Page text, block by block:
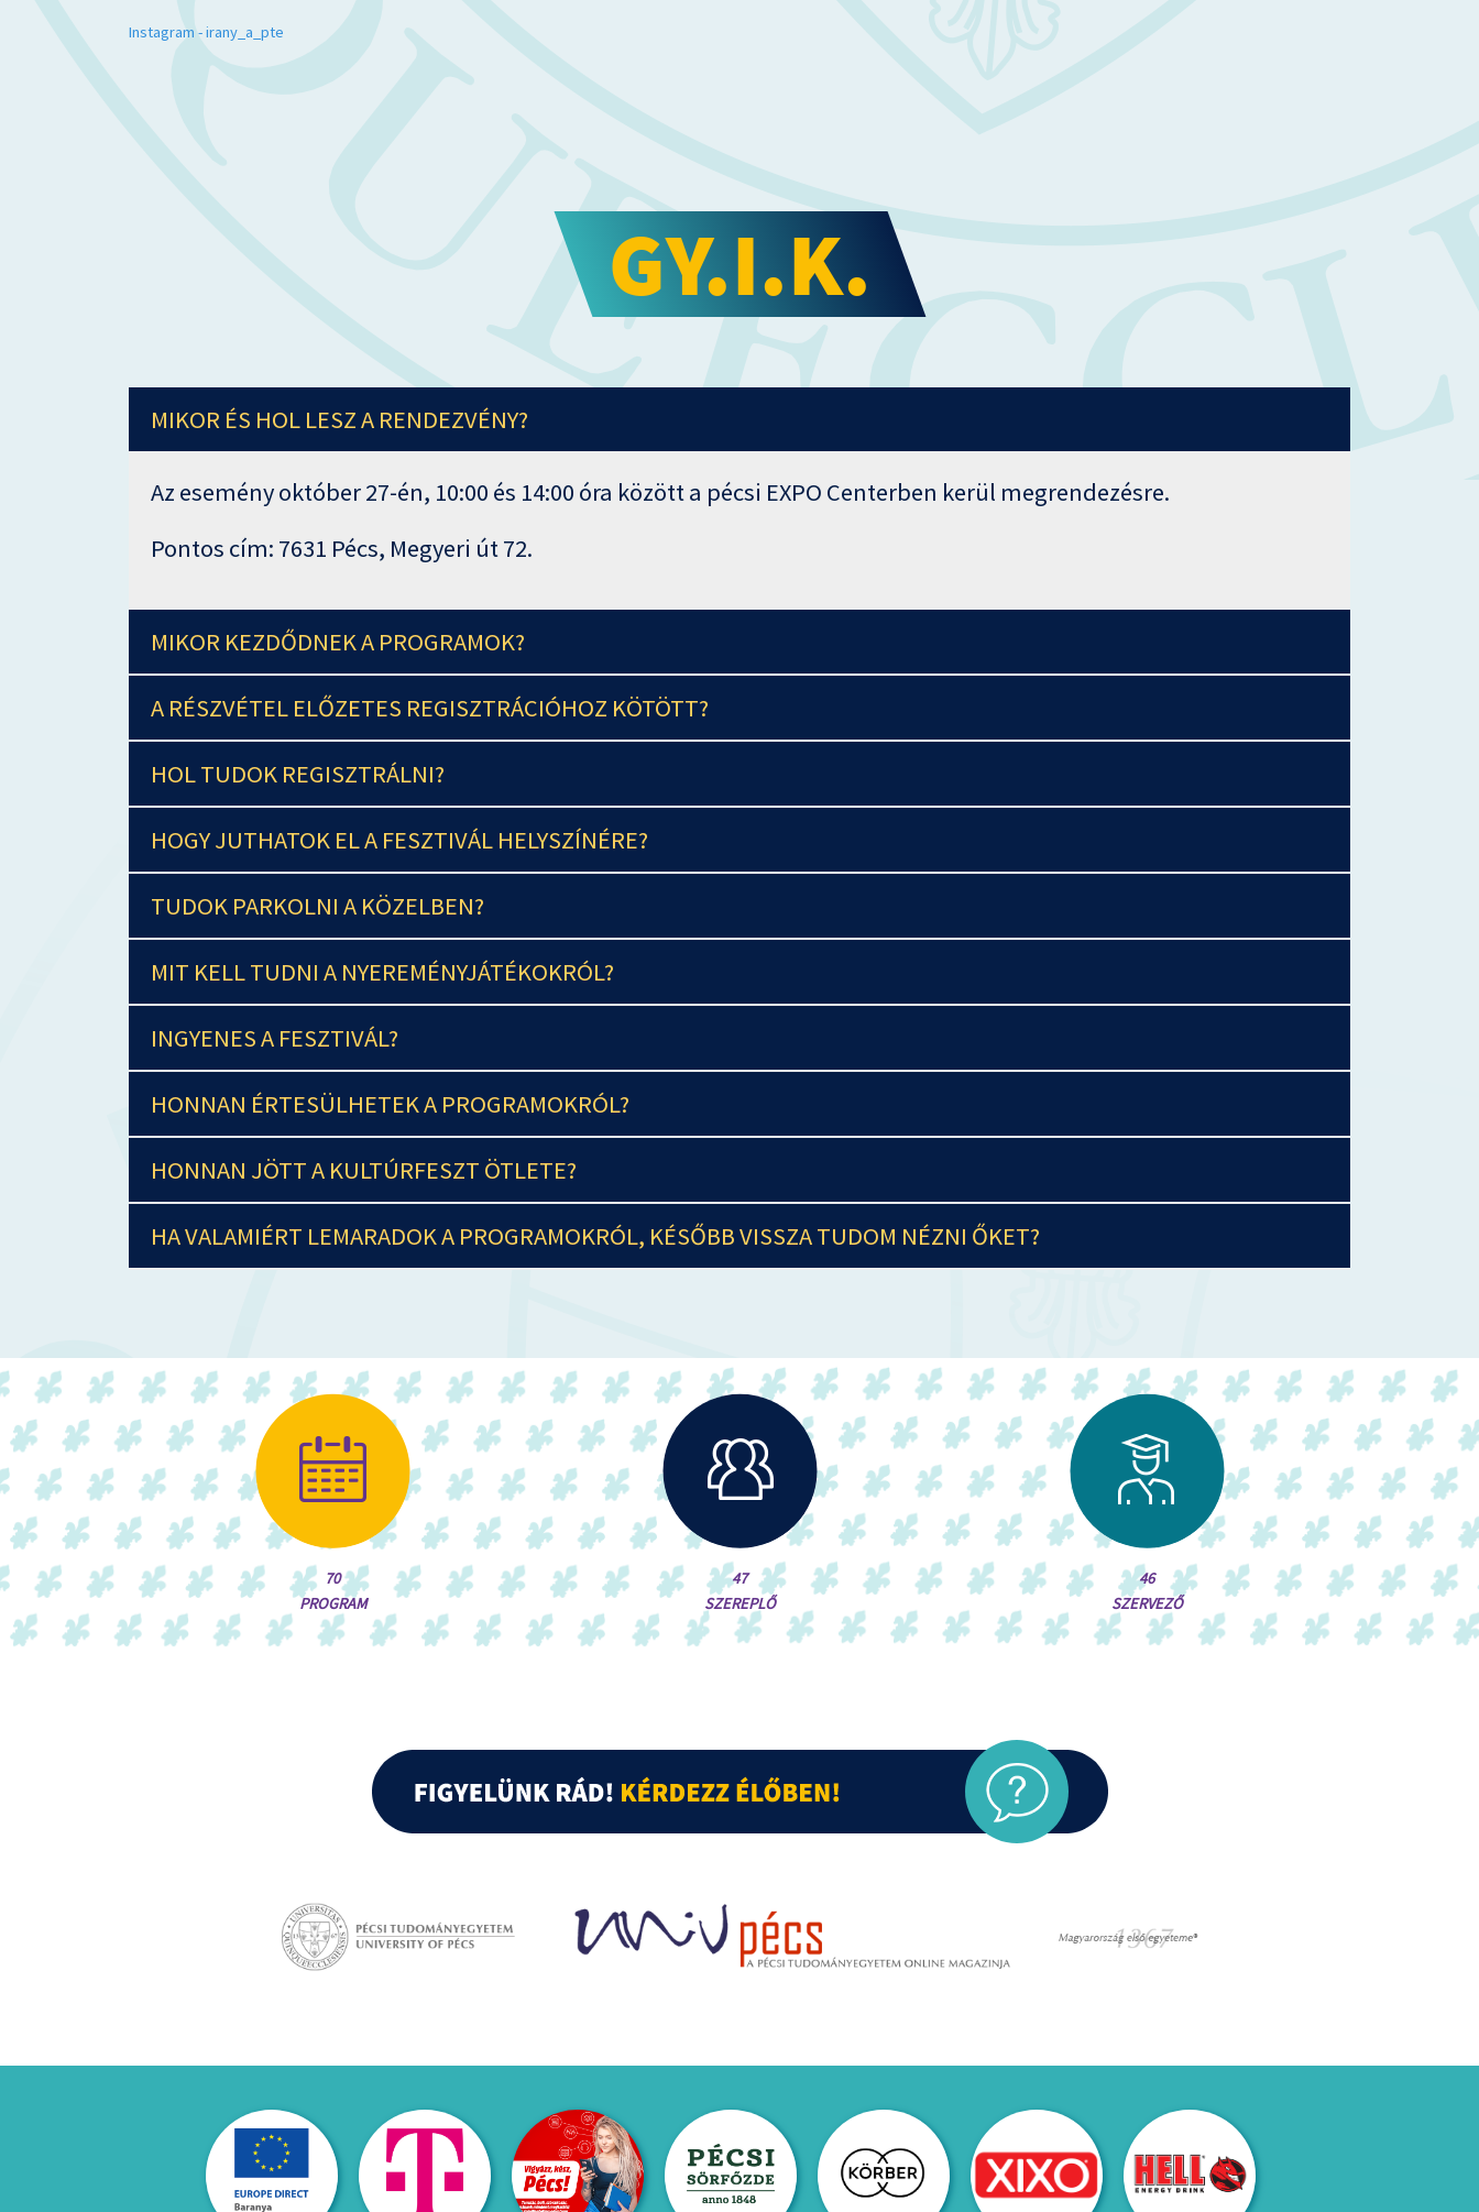
Instagram - irany_a_pte
GY.I.K.
MIKOR ÉS HOL LESZ A RENDEZVÉNY?
Az esemény október 27-én, 10:00 és 14:00 óra között a pécsi EXPO Centerben kerül megrendezésre.
Pontos cím: 7631 Pécs, Megyeri út 72.
MIKOR KEZDŐDNEK A PROGRAMOK?
A RÉSZVÉTEL ELŐZETES REGISZTRÁCIÓHOZ KÖTÖTT?
HOL TUDOK REGISZTRÁLNI?
HOGY JUTHATOK EL A FESZTIVÁL HELYSZÍNÉRE?
TUDOK PARKOLNI A KÖZELBEN?
MIT KELL TUDNI A NYEREMÉNYJÁTÉKOKRÓL?
INGYENES A FESZTIVÁL?
HONNAN ÉRTESÜLHETEK A PROGRAMOKRÓL?
HONNAN JÖTT A KULTÚRFESZT ÖTLETE?
HA VALAMIÉRT LEMARADOK A PROGRAMOKRÓL, KÉSŐBB VISSZA TUDOM NÉZNI ŐKET?
70
PROGRAM
47
SZEREPLŐ
46
SZERVEZŐ